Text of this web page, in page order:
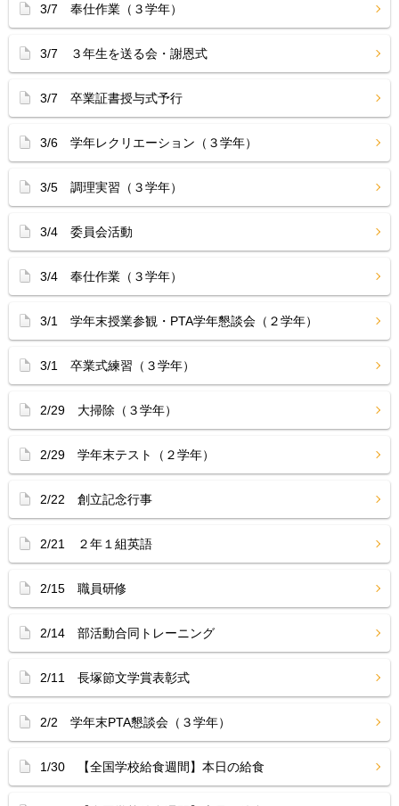
3/7 奉仕作業（３学年）
3/7 ３年生を送る会・謝恩式
3/7 卒業証書授与式予行
3/6 学年レクリエーション（３学年）
3/5 調理実習（３学年）
3/4 委員会活動
3/4 奉仕作業（３学年）
3/1 学年末授業参観・PTA学年懇談会（２学年）
3/1 卒業式練習（３学年）
2/29 大掃除（３学年）
2/29 学年末テスト（２学年）
2/22 創立記念行事
2/21 ２年１組英語
2/15 職員研修
2/14 部活動合同トレーニング
2/11 長塚節文学賞表彰式
2/2 学年末PTA懇談会（３学年）
1/30 【全国学校給食週間】本日の給食